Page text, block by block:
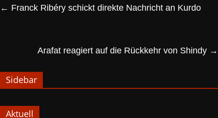
← Franck Ribéry schickt direkte Nachricht an Kurdo
Arafat reagiert auf die Rückkehr von Shindy →
Sidebar
Aktuell